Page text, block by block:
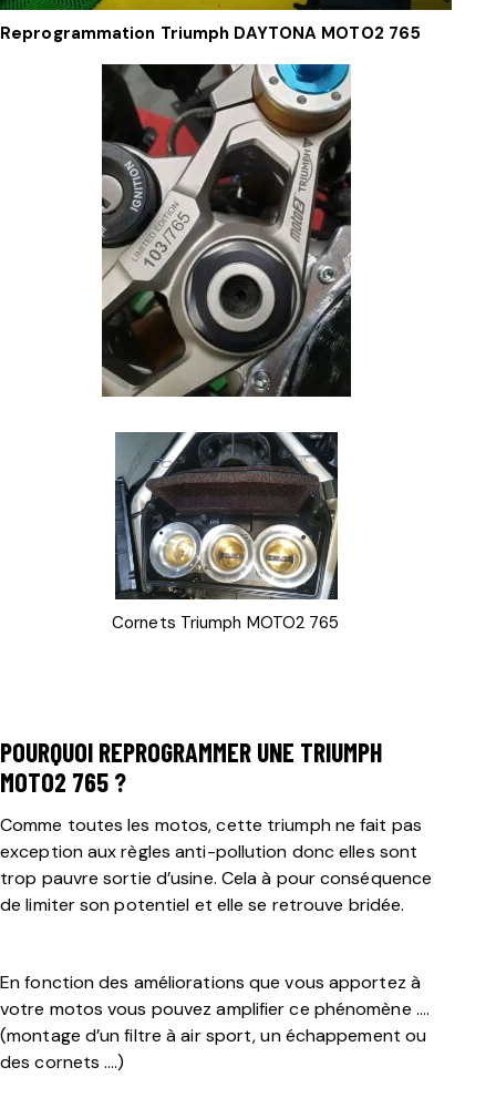
Reprogrammation Triumph DAYTONA MOTO2 765
Cornets Triumph MOTO2 765
POURQUOI REPROGRAMMER UNE TRIUMPH
MOTO2 765 ?
Comme toutes les motos, cette triumph ne fait pas
exception aux règles anti-pollution donc elles sont
trop pauvre sortie d’usine. Cela à pour conséquence
de limiter son potentiel et elle se retrouve bridée.
En fonction des améliorations que vous apportez à
votre motos vous pouvez amplifier ce phénomène ….
(montage d’un filtre à air sport, un échappement ou
des cornets ….)